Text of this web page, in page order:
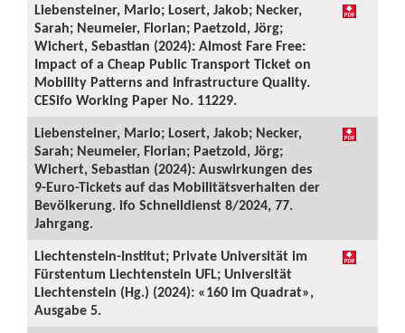
Liebensteiner, Mario; Losert, Jakob; Necker,
Sarah; Neumeier, Florian; Paetzold, Jörg;
Wichert, Sebastian (2024): Almost Fare Free:
Impact of a Cheap Public Transport Ticket on
Mobility Patterns and Infrastructure Quality.
CESifo Working Paper No. 11229.
Liebensteiner, Mario; Losert, Jakob; Necker,
Sarah; Neumeier, Florian; Paetzold, Jörg;
Wichert, Sebastian (2024): Auswirkungen des
9-Euro-Tickets auf das Mobilitätsverhalten der
Bevölkerung. ifo Schnelldienst 8/2024, 77.
Jahrgang.
Liechtenstein-Institut; Private Universität im
Fürstentum Liechtenstein UFL; Universität
Liechtenstein (Hg.) (2024): «160 im Quadrat»,
Ausgabe 5.